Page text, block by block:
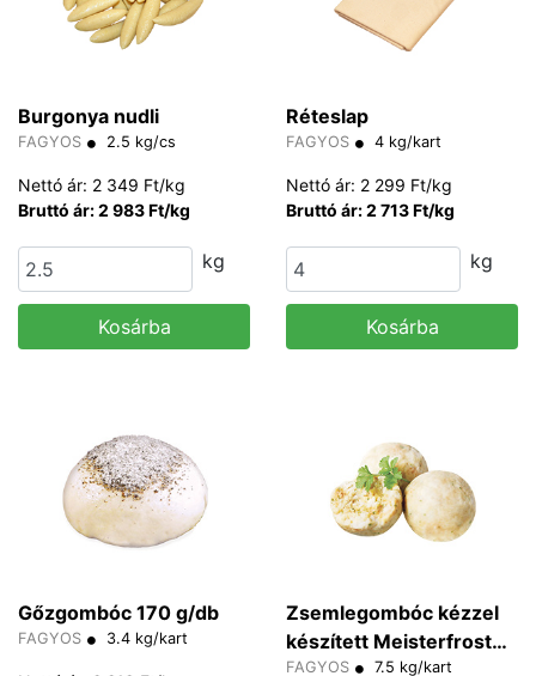
Burgonya nudli
FAGYOS 2.5 kg/cs
Nettó ár: 2 349 Ft/kg
Bruttó ár: 2 983 Ft/kg
kg
Kosárba
Réteslap
FAGYOS 4 kg/kart
Nettó ár: 2 299 Ft/kg
Bruttó ár: 2 713 Ft/kg
kg
Kosárba
Gőzgombóc 170 g/db
FAGYOS 3.4 kg/kart
Zsemlegombóc kézzel
készített Meisterfrost
150 g/db
FAGYOS 7.5 kg/kart